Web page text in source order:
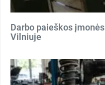
Darbo paieškos
Vilniuje